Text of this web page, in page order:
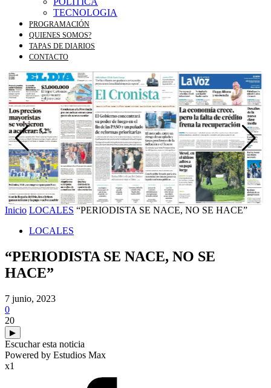
TECNOLOGIA
PROGRAMACIÓN
QUIENES SOMOS?
TAPAS DE DIARIOS
CONTACTO
Inicio LOCALES “PERIODISTA SE NACE, NO SE HACE”
LOCALES
“PERIODISTA SE NACE, NO SE
HACE”
7 junio, 2023
0
20
▶
Escuchar esta noticia
Powered by Estudios Max
x1